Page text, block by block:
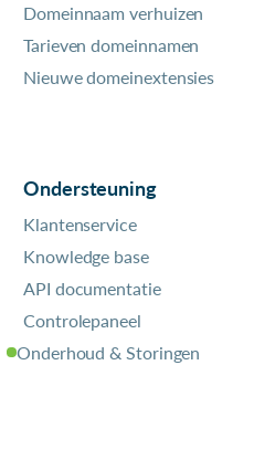
Domeinnaam verhuizen
Tarieven domeinnamen
Nieuwe domeinextensies
Ondersteuning
Klantenservice
Knowledge base
API documentatie
Controlepaneel
Onderhoud & Storingen